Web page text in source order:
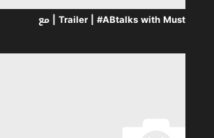
Trailer | #ABtalks with Mustafa the Poet | Chapter 245 | مع